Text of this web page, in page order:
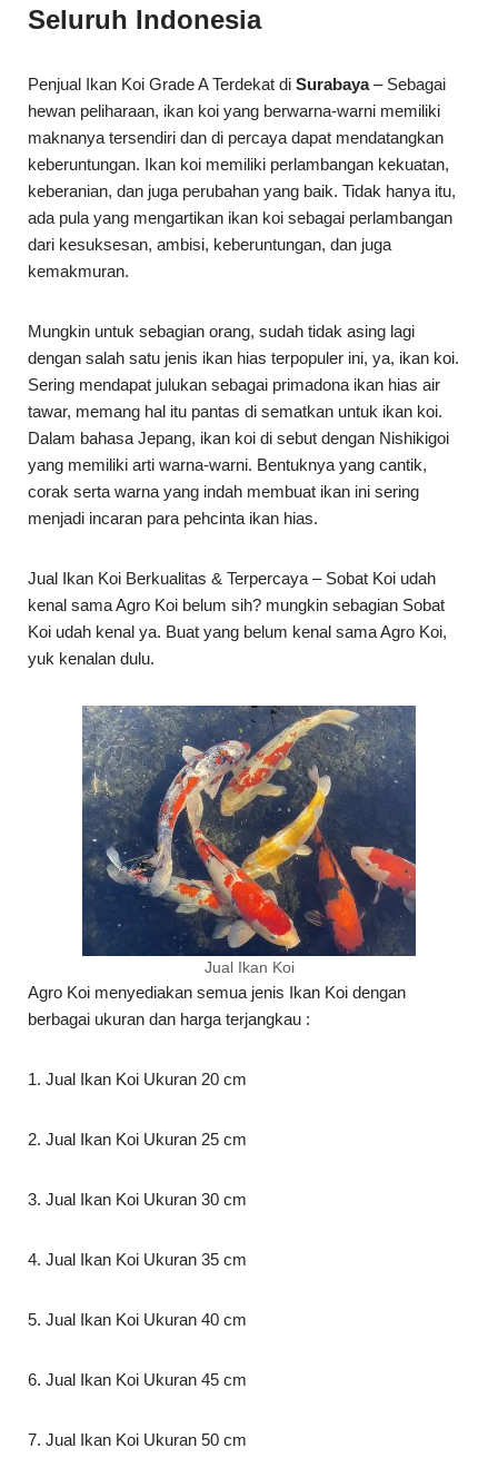
Seluruh Indonesia
Penjual Ikan Koi Grade A Terdekat di Surabaya– Sebagai
hewan peliharaan, ikan koi yang berwarna-warni memiliki
maknanya tersendiri dan di percaya dapat mendatangkan
keberuntungan. Ikan koi memiliki perlambangan kekuatan,
keberanian, dan juga perubahan yang baik. Tidak hanya itu,
ada pula yang mengartikan ikan koi sebagai perlambangan
dari kesuksesan, ambisi, keberuntungan, dan juga
kemakmuran.
Mungkin untuk sebagian orang, sudah tidak asing lagi
dengan salah satu jenis ikan hias terpopuler ini, ya, ikan koi.
Sering mendapat julukan sebagai primadona ikan hias air
tawar, memang hal itu pantas di sematkan untuk ikan koi.
Dalam bahasa Jepang, ikan koi di sebut dengan Nishikigoi
yang memiliki arti warna-warni. Bentuknya yang cantik,
corak serta warna yang indah membuat ikan ini sering
menjadi incaran para pehcinta ikan hias.
Jual Ikan Koi Berkualitas & Terpercaya – Sobat Koi udah
kenal sama Agro Koi belum sih? mungkin sebagian Sobat
Koi udah kenal ya. Buat yang belum kenal sama Agro Koi,
yuk kenalan dulu.
Jual Ikan Koi
Agro Koi menyediakan semua jenis Ikan Koi dengan
berbagai ukuran dan harga terjangkau :
1. Jual Ikan Koi Ukuran 20 cm
2. Jual Ikan Koi Ukuran 25 cm
3. Jual Ikan Koi Ukuran 30 cm
4. Jual Ikan Koi Ukuran 35 cm
5. Jual Ikan Koi Ukuran 40 cm
6. Jual Ikan Koi Ukuran 45 cm
7. Jual Ikan Koi Ukuran 50 cm